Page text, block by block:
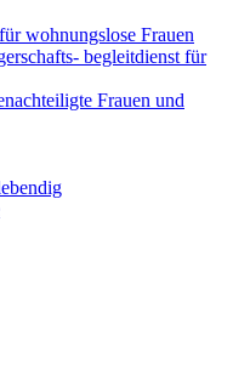
wohnungslose Frauen
begleitdienst für
Frauen und